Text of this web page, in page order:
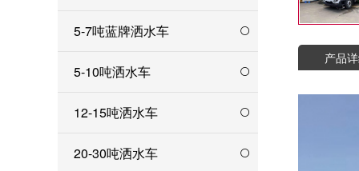
5-7吨蓝牌洒水车
5-10吨洒水车
12-15吨洒水车
20-30吨洒水车
产品